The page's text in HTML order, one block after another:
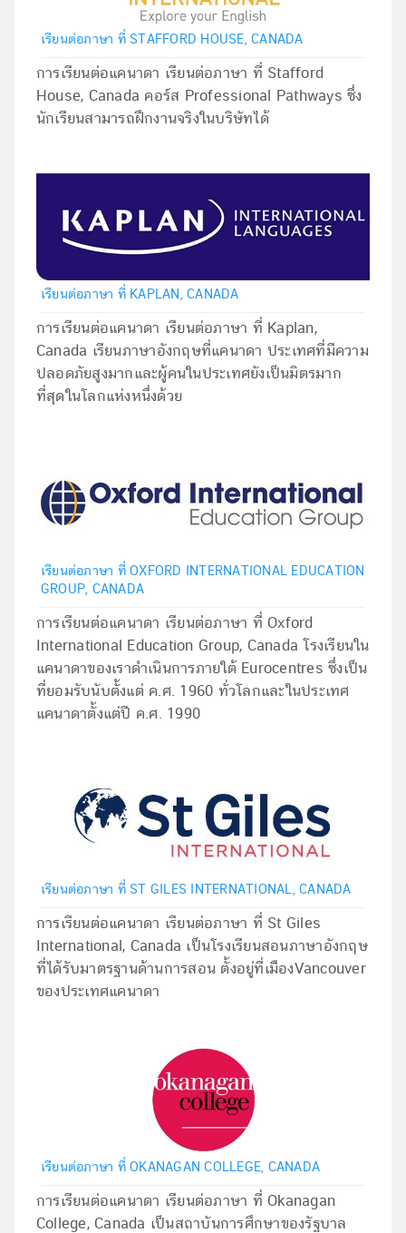
เรียนต่อภาษา ที่ STAFFORD HOUSE, CANADA
การเรียนต่อแคนาดา เรียนต่อภาษา ที่ Stafford
House, Canada คอร์ส Professional Pathways ซึ่ง
นักเรียนสามารถฝึกงานจริงในบริษัทได้
เรียนต่อภาษา ที่ KAPLAN, CANADA
การเรียนต่อแคนาดา เรียนต่อภาษา ที่ Kaplan,
Canada เรียนภาษาอังกฤษที่แคนาดา ประเทศที่มีความ
ปลอดภัยสูงมากและผู้คนในประเทศยังเป็นมิตรมาก
ที่สุดในโลกแห่งหนึ่งด้วย
เรียนต่อภาษา ที่ OXFORD INTERNATIONAL EDUCATION
GROUP, CANADA
การเรียนต่อแคนาดา เรียนต่อภาษา ที่ Oxford
International Education Group, Canada โรงเรียนใน
แคนาดาของเราดำเนินการภายใต้ Eurocentres ซึ่งเป็น
ที่ยอมรับนับตั้งแต่ ค.ศ. 1960 ทั่วโลกและในประเทศ
แคนาดาตั้งแต่ปี ค.ศ. 1990
เรียนต่อภาษา ที่ ST GILES INTERNATIONAL, CANADA
การเรียนต่อแคนาดา เรียนต่อภาษา ที่ St Giles
International, Canada เป็นโรงเรียนสอนภาษาอังกฤษ
ที่ได้รับมาตรฐานด้านการสอน ตั้งอยู่ที่เมืองVancouver
ของประเทศแคนาดา
เรียนต่อภาษา ที่ OKANAGAN COLLEGE, CANADA
การเรียนต่อแคนาดา เรียนต่อภาษา ที่ Okanagan
College, Canada เป็นสถาบันการศึกษาของรัฐบาล